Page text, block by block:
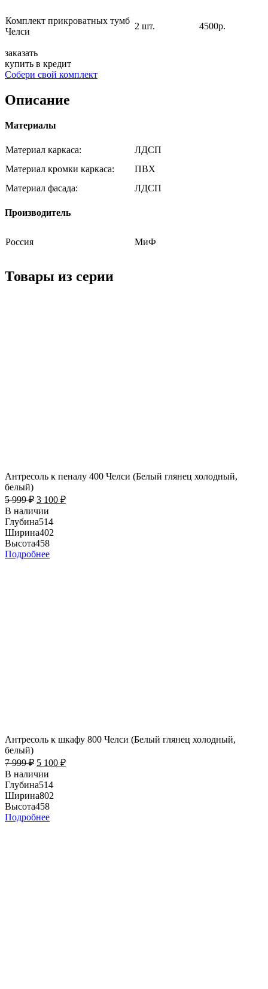
Комплект прикроватных тумб
Челси
2 шт. 4500р.
заказать
купить в кредит
Собери свой комплект
Описание
Материалы
Материал каркаса:
ЛДСП
Материал кромки каркаса:
ПВХ
Материал фасада:
ЛДСП
Производитель
Россия МиФ
Товары из серии
Антресоль к пеналу 400 Челси (Белый глянец холодный,
белый)
5 999₽ 3 100 ₽
В наличии
Глубина514
Ширина402
Высота458
Подробнее
Антресоль к шкафу 800 Челси (Белый глянец холодный,
белый)
7 999₽ 5 100 ₽
В наличии
Глубина514
Ширина802
Высота458
Подробнее